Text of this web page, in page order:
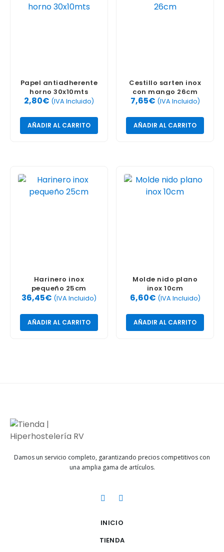
Papel antiadherente
horno 30x10mts
2,80€ (IVA Incluido)
AÑADIR AL CARRITO
Cestillo sarten inox
con mango 26cm
7,65€ (IVA Incluido)
AÑADIR AL CARRITO
Harinero inox
pequeño 25cm
36,45€ (IVA Incluido)
AÑADIR AL CARRITO
Molde nido plano
inox 10cm
6,60€ (IVA Incluido)
AÑADIR AL CARRITO
Damos un servicio completo, garantizando precios competitivos con
una amplia gama de artículos.
INICIO
TIENDA